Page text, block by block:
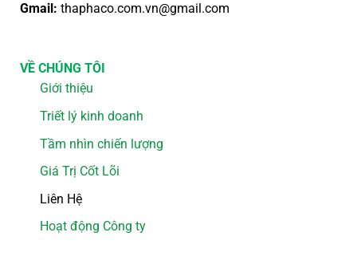
Gmail: thaphaco.com.vn@gmail.com
VỀ CHÚNG TÔI
Giới thiệu
Triết lý kinh doanh
Tầm nhìn chiến lượng
Giá Trị Cốt Lõi
Liên Hệ
Hoạt động Công ty